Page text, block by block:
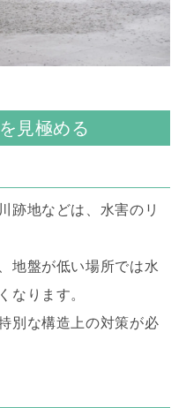
見極める
跡地などは、水害のリ
地盤が低い場所では水
なります。
別な構造上の対策が必